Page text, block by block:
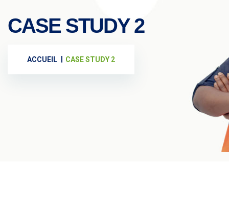
CASE STUDY 2
ACCUEIL CASE STUDY 2